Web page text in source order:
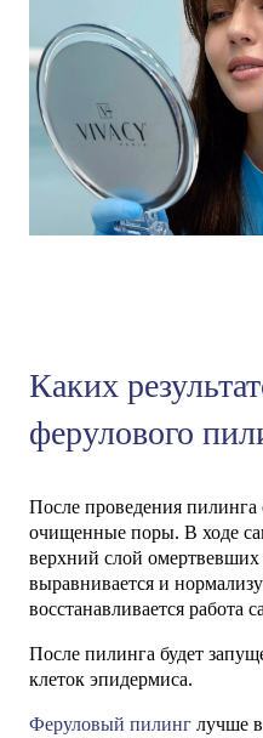
Каких
ферулового
После проведения пилинга
очищенные поры. В ходе
верхний слой омертвевших
выравнивается и
восстанавливается работа
После пилинга будет
клеток эпидермиса.
Феруловый пилинг лучше